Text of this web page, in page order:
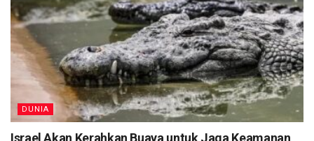
DUNIA
Israel Akan Kerahkan Buaya untuk Jaga Keamanan